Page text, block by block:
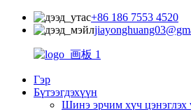
+86 186 7553 4520
Гэр
Бүтээгдэхүүн
Шинэ эрчим хүч цэнэглэх